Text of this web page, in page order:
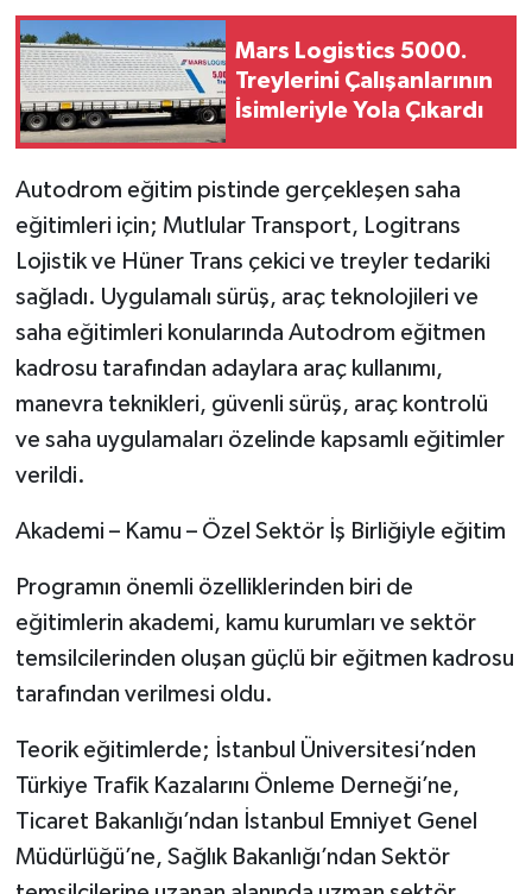
Mars Logistics 5000.
Treylerini Çalışanlarının
İsimleriyle Yola Çıkardı
Autodrom eğitim pistinde gerçekleşen saha
eğitimleri için; Mutlular Transport, Logitrans
Lojistik ve Hüner Trans çekici ve treyler tedariki
sağladı. Uygulamalı sürüş, araç teknolojileri ve
saha eğitimleri konularında Autodrom eğitmen
kadrosu tarafından adaylara araç kullanımı,
manevra teknikleri, güvenli sürüş, araç kontrolü
ve saha uygulamaları özelinde kapsamlı eğitimler
verildi.
Akademi – Kamu – Özel Sektör İş Birliğiyle eğitim
Programın önemli özelliklerinden biri de
eğitimlerin akademi, kamu kurumları ve sektör
temsilcilerinden oluşan güçlü bir eğitmen kadrosu
tarafından verilmesi oldu.
Teorik eğitimlerde; İstanbul Üniversitesi’nden
Türkiye Trafik Kazalarını Önleme Derneği’ne,
Ticaret Bakanlığı’ndan İstanbul Emniyet Genel
Müdürlüğü’ne, Sağlık Bakanlığı’ndan Sektör